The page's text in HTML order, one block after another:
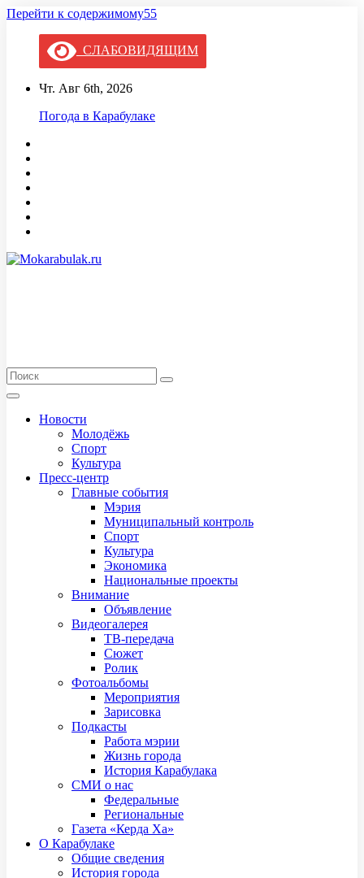
Перейти к содержимому55
СЛАБОВИДЯЩИМ
Чт. Авг 6th, 2026
Погода в Карабулаке
Новости
Молодёжь
Спорт
Культура
Пресс-центр
Главные события
Мэрия
Муниципальный контроль
Спорт
Культура
Экономика
Национальные проекты
Внимание
Объявление
Видеогалерея
ТВ-передача
Сюжет
Ролик
Фотоальбомы
Мероприятия
Зарисовка
Подкасты
Работа мэрии
Жизнь города
История Карабулака
СМИ о нас
Федеральные
Региональные
Газета «Керда Ха»
О Карабулаке
Общие сведения
История города